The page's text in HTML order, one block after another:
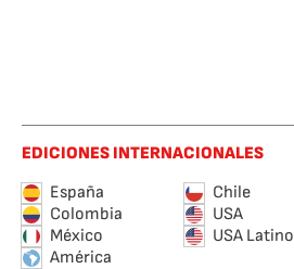
EDICIONES INTERNACIONALES
España
Chile
Colombia
USA
México
USA Latino
América